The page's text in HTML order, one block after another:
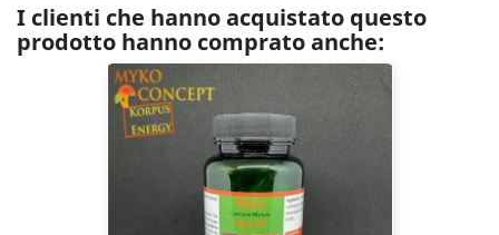
I clienti che hanno acquistato questo
prodotto hanno comprato anche: